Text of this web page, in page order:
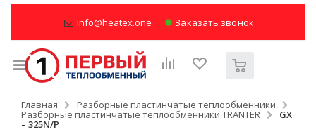
info@heatex.one Заказать звонок
Главная Разборные пластинчатые теплообменники
Разборные пластинчатые теплообменники TRANTER GX
– 325N/P